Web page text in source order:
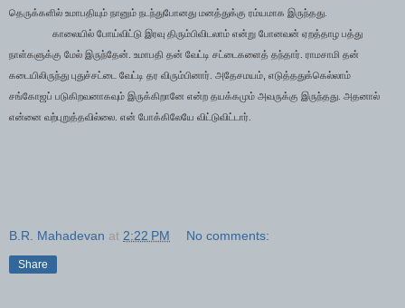
தெருக்களில் உமாபதியும் நானும் நடந்துபோனது மனத்துக்கு ரம்யமாக இருந்தது.
காலையில் போய்விட்டு இரவு திரும்பிவிடலாம் என்று போனவன் ஏறத்தாழ பத்து
நாள்களுக்கு மேல் இருந்தேன். உமாபதி தன் வேட்டி சட்டைகளைத் தந்தார். ராமசாமி தன்
கடையிலிருந்து புதுச்சட்டை வேட்டி தர விரும்பினார். அதேசமயம் எடுத்ததுக்கெல்லாம்
சங்கோஜப் படுகிறவனாகவும் இருக்கிறானே என்ற தயக்கமும் அவருக்கு இருந்தது. அதனால்
என்னை வற்புறுத்தவில்லை. என் போக்கிலேயே விட்டுவிட்டார்.
B.R. Mahadevan at 2:22 PM No comments:
Share